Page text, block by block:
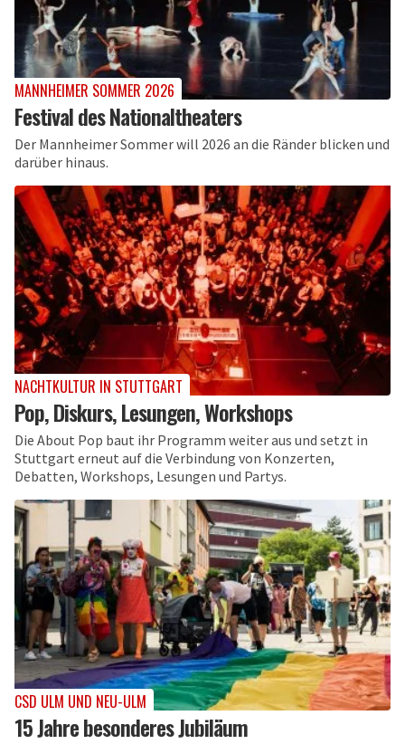
MANNHEIMER SOMMER 2026
Festival des Nationaltheaters
Der Mannheimer Sommer will 2026 an die Ränder blicken und
darüber hinaus.
NACHTKULTUR IN STUTTGART
Pop, Diskurs, Lesungen, Workshops
Die About Pop baut ihr Programm weiter aus und setzt in
Stuttgart erneut auf die Verbindung von Konzerten,
Debatten, Workshops, Lesungen und Partys.
CSD ULM UND NEU-ULM
15 Jahre besonderes Jubiläum